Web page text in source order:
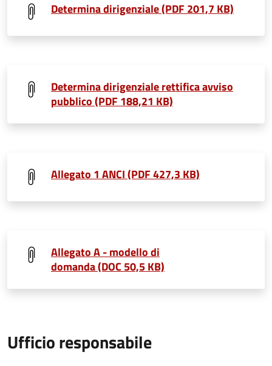
Determina dirigenziale (PDF 201,7 KB)
Determina dirigenziale rettifica avviso
pubblico (PDF 188,21 KB)
Allegato 1 ANCI (PDF 427,3 KB)
Allegato A - modello di
domanda (DOC 50,5 KB)
Ufficio responsabile